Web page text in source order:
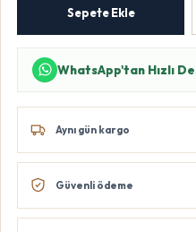
Sepete Ekle
WhatsApp'tan Hızlı
Aynı gün kargo
Güvenli ödeme